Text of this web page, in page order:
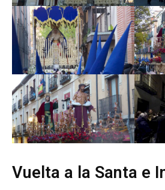
Vuelta a la Santa e